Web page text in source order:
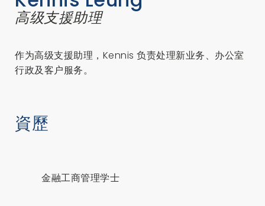
高级支援助理
作为高级支援助理，Kennis 负责处理新业务、办公室
行政及客户服务。
資歷
金融工商管理学士